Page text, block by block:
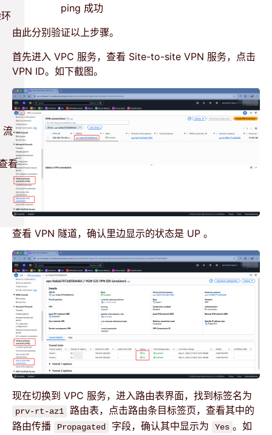
流
看
ping 成功
由此分别验证以上步骤。
首先进入 VPC 服务，查看 Site-to-site VPN 服务，点击
VPN ID。如下截图。
查看 VPN 隧道，确认里边显示的状态是 UP 。
现在切换到 VPC 服务，进入路由表界面，找到标签名为
prv-rt-az1
路由表，点击路由条目标签页，查看其中的
路由传播
Propagated 字段，确认其中显示为 Yes 。如